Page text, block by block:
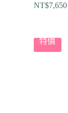
NT$7,650
特價